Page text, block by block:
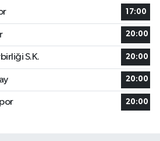
17:00
20:00
S.K. 20:00
20:00
20:00